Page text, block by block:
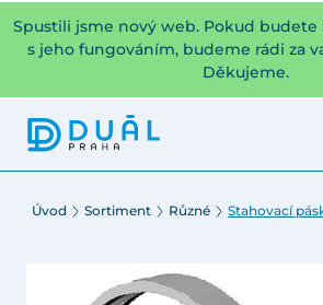
Spustili jsme nový web. Pokud
s jeho fungováním, budeme rádi za
Děkujeme.
Úvod Sortiment Různé Stahovací